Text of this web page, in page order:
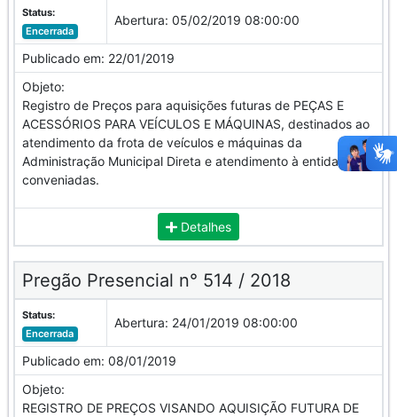
Status:
Encerrada
Abertura: 05/02/2019 08:00:00
Publicado em: 22/01/2019
Objeto:
Registro de Preços para aquisições futuras de PEÇAS E
ACESSÓRIOS PARA VEÍCULOS E MÁQUINAS, destinados ao
atendimento da frota de veículos e máquinas da
Administração Municipal Direta e atendimento à entidades
conveniadas.
Detalhes
Pregão Presencial n° 514 / 2018
Status:
Encerrada
Abertura: 24/01/2019 08:00:00
Publicado em: 08/01/2019
Objeto:
REGISTRO DE PREÇOS VISANDO AQUISIÇÃO FUTURA DE